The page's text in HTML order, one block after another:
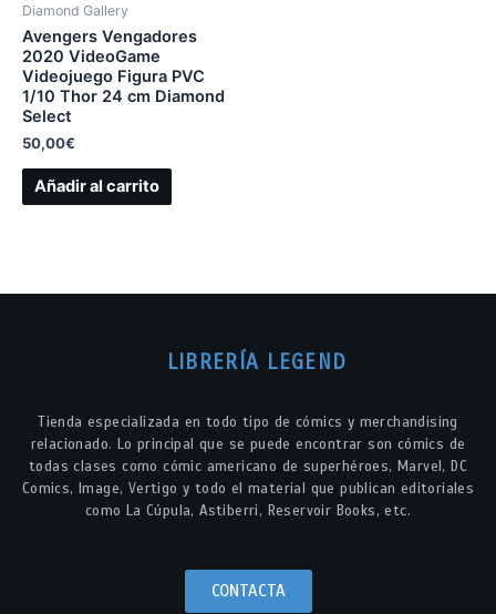
Diamond Gallery
Avengers Vengadores
2020 VideoGame
Videojuego Figura PVC
1/10 Thor 24 cm Diamond
Select
50,00€
Añadir al carrito
LIBRERÍA LEGEND
Tienda especializada en todo tipo de cómics y merchandising
relacionado. Lo principal que se puede encontrar son cómics de
todas clases como cómic americano de superhéroes, Marvel, DC
Comics, Image, Vertigo y todo el material que publican editoriales
como La Cúpula, Astiberri, Reservoir Books, etc.
CONTACTA